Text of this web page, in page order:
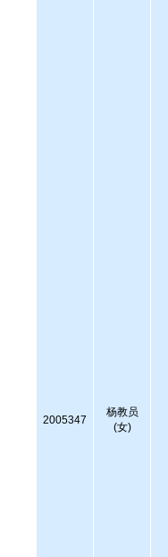
2005347
杨教员
(女)